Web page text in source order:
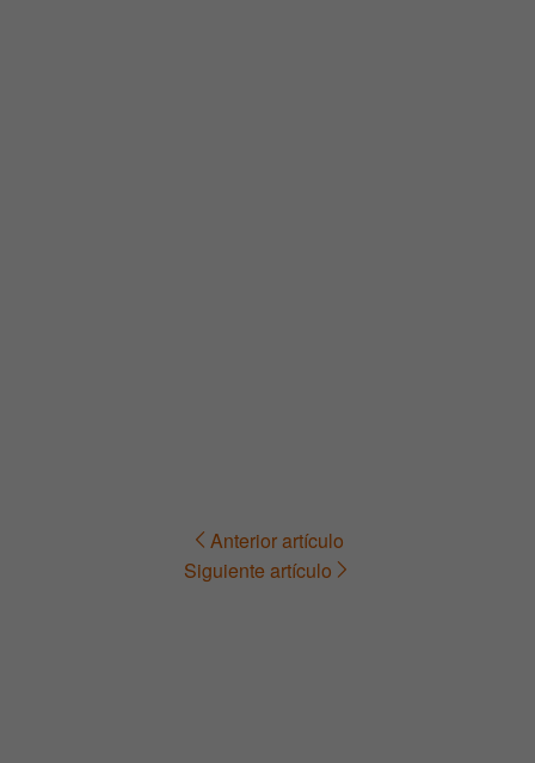
Navegación Anterior artículo
Siguiente artículo